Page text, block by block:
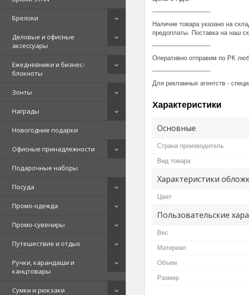
Брелоки
Деловые и офисные
аксессуары
Ежедневники и бизнес-
блокноты
Зонты
Награды
Новогодние подарки
Офисные принадлежности
Подарочные наборы
Посуда
Промо-одежда
Промо-сувениры
Путешествие и отдых
Ручки, карандаши и
канцтовары
Сумки и рюкзаки
------------------------------
Наличие товара указано на
предоплаты. Поставка на наш
------------------------------
Оперативно отправим по РК
------------------------------
Для рекламных агентств -
Характеристики
Основные
Страна производитель
Вид товара
Характеристики
Цвет
Пользовательские
Вес
Материал
Объем
Размер